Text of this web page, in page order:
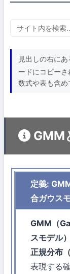
見出しの右にあ
ードにコピーさ
数式や表も含め
GMM
定義:
合ガウス
GMM（
スモデル）
正規分布
表現する